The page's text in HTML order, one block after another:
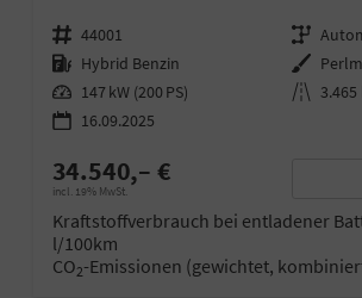
Fahrzeugnr. 44001 Getriebe
Kraftstoff Hybrid Benzin Außenfarbe
Leistung 147 kW (200 PS) Kilometerstand 3.465
16.09.2025
34.540,– €
incl. 19% MwSt.
Kraftstoffverbrauch bei entladener
l/100km
CO2-Emissionen (gewichtet,